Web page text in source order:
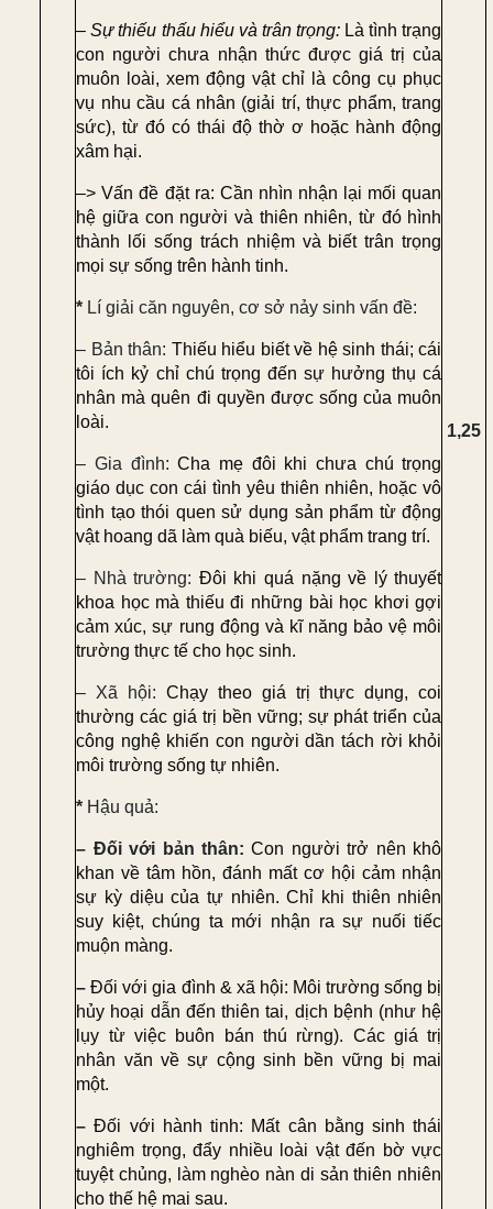
–Sự thiếu thấu hiểu và trân trọng:Là tình trạng
con người chưa nhận thức được giá trị của
muôn loài, xem động vật chỉ là công cụ phục
vụ nhu cầu cá nhân (giải trí, thực phẩm, trang
sức), từ đó có thái độ thờ ơ hoặc hành động
xâm hại.
–> Vấn đề đặt ra: Cần nhìn nhận lại mối quan
hệ giữa con người và thiên nhiên, từ đó hình
thành lối sống trách nhiệm và biết trân trọng
mọi sự sống trên hành tinh.
* Lí giải căn nguyên, cơ sở nảy sinh vấn đề:
– Bản thân: Thiếu hiểu biết về hệ sinh thái; cái
tôi ích kỷ chỉ chú trọng đến sự hưởng thụ cá
nhân mà quên đi quyền được sống của muôn
loài.
– Gia đình: Cha mẹ đôi khi chưa chú trọng
giáo dục con cái tình yêu thiên nhiên, hoặc vô
tình tạo thói quen sử dụng sản phẩm từ động
vật hoang dã làm quà biếu, vật phẩm trang trí.
– Nhà trường: Đôi khi quá nặng về lý thuyết
khoa học mà thiếu đi những bài học khơi gợi
cảm xúc, sự rung động và kĩ năng bảo vệ môi
trường thực tế cho học sinh.
– Xã hội: Chạy theo giá trị thực dụng, coi
thường các giá trị bền vững; sự phát triển của
công nghệ khiến con người dần tách rời khỏi
môi trường sống tự nhiên.
* Hậu quả:
– Đối với bản thân: Con người trở nên khô
khan về tâm hồn, đánh mất cơ hội cảm nhận
sự kỳ diệu của tự nhiên. Chỉ khi thiên nhiên
suy kiệt, chúng ta mới nhận ra sự nuối tiếc
muộn màng.
–Đối với gia đình & xã hội: Môi trường sống bị
hủy hoại dẫn đến thiên tai, dịch bệnh (như hệ
lụy từ việc buôn bán thú rừng). Các giá trị
nhân văn về sự cộng sinh bền vững bị mai
một.
–Đối với hành tinh: Mất cân bằng sinh thái
nghiêm trọng, đẩy nhiều loài vật đến bờ vực
tuyệt chủng, làm nghèo nàn di sản thiên nhiên
cho thế hệ mai sau.
1,25